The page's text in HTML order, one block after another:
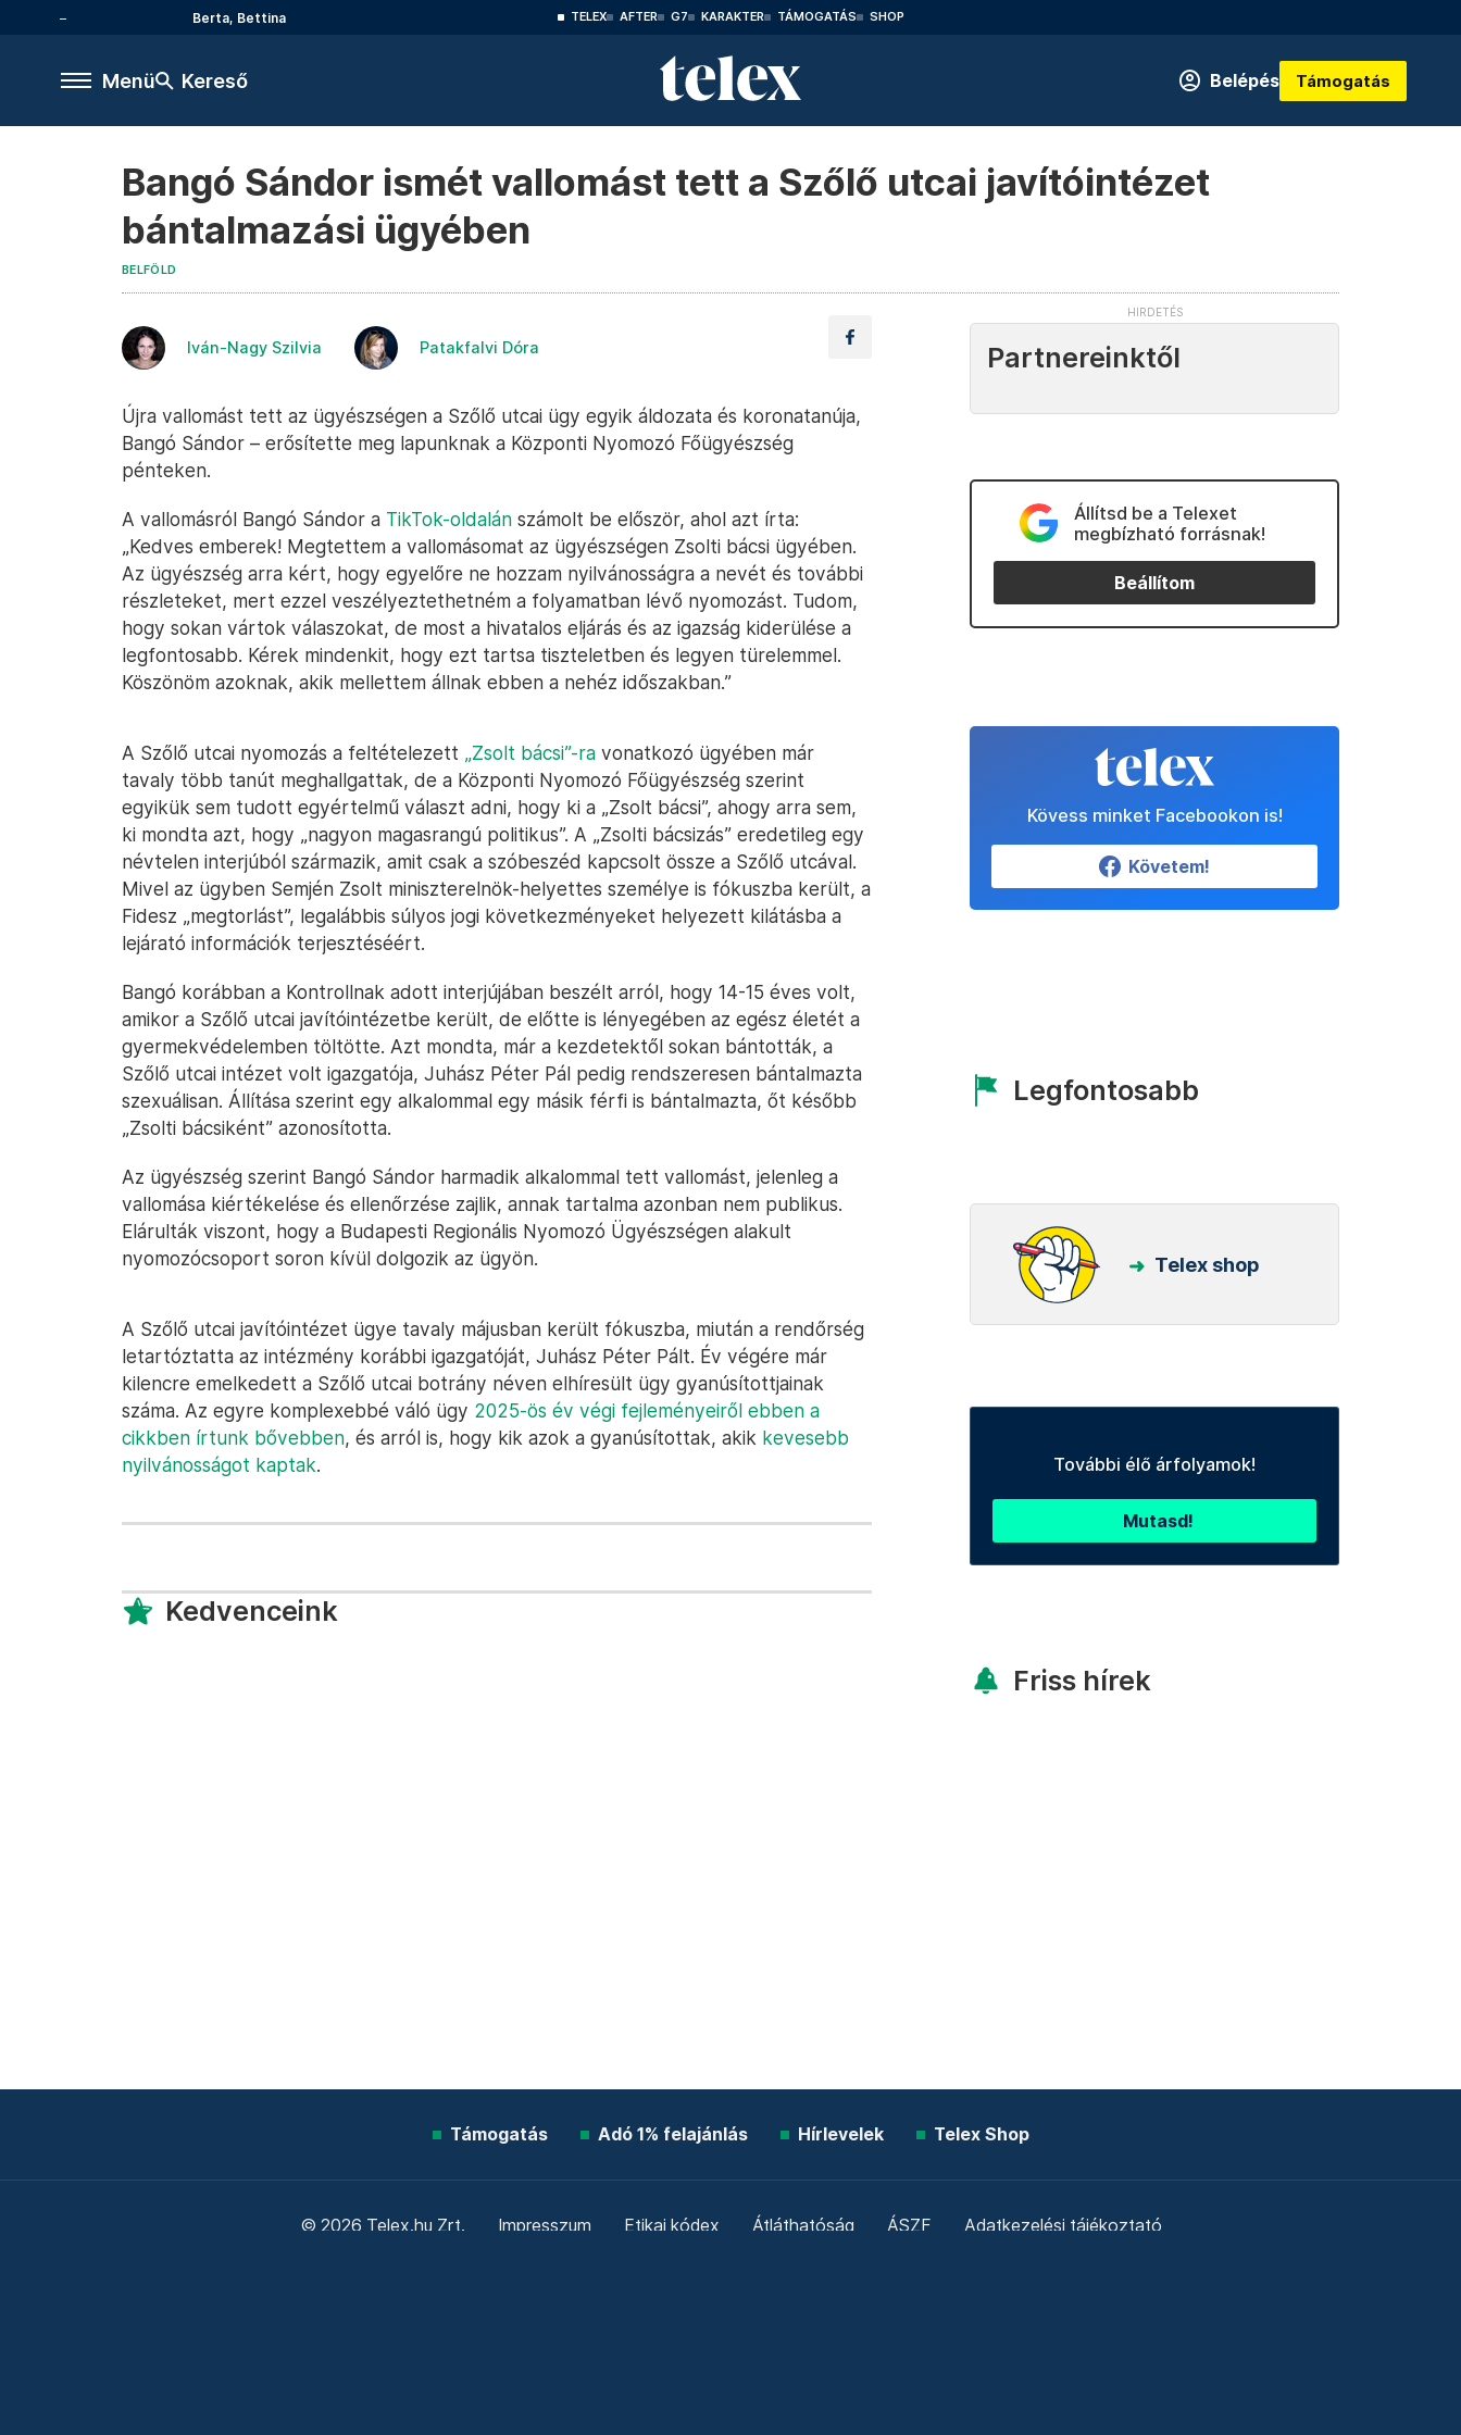
Berta, Bettina TELEX AFTER G7 KARAKTER TÁMOGATÁS SHOP
Menü Kereső Belépés Támogatás
Bangó Sándor ismét vallomást tett a Szőlő utcai javítóintézet
bántalmazási ügyében
BELFÖLD
Iván-Nagy Szilvia Patakfalvi Dóra
Újra vallomást tett az ügyészségen a Szőlő utcai ügy egyik áldozata és koronatanúja,
Bangó Sándor – erősítette meg lapunknak a Központi Nyomozó Főügyészség
pénteken.
A vallomásról Bangó Sándor a TikTok-oldalán számolt be először, ahol azt írta:
„Kedves emberek! Megtettem a vallomásomat az ügyészségen Zsolti bácsi ügyében.
Az ügyészség arra kért, hogy egyelőre ne hozzam nyilvánosságra a nevét és további
részleteket, mert ezzel veszélyeztethetném a folyamatban lévő nyomozást. Tudom,
hogy sokan vártok válaszokat, de most a hivatalos eljárás és az igazság kiderülése a
legfontosabb. Kérek mindenkit, hogy ezt tartsa tiszteletben és legyen türelemmel.
Köszönöm azoknak, akik mellettem állnak ebben a nehéz időszakban.”
A Szőlő utcai nyomozás a feltételezett „Zsolt bácsi”-ra vonatkozó ügyében már
tavaly több tanút meghallgattak, de a Központi Nyomozó Főügyészség szerint
egyikük sem tudott egyértelmű választ adni, hogy ki a „Zsolt bácsi”, ahogy arra sem,
ki mondta azt, hogy „nagyon magasrangú politikus”. A „Zsolti bácsizás” eredetileg egy
névtelen interjúból származik, amit csak a szóbeszéd kapcsolt össze a Szőlő utcával.
Mivel az ügyben Semjén Zsolt miniszterelnök-helyettes személye is fókuszba került, a
Fidesz „megtorlást”, legalábbis súlyos jogi következményeket helyezett kilátásba a
lejárató információk terjesztéséért.
Bangó korábban a Kontrollnak adott interjújában beszélt arról, hogy 14-15 éves volt,
amikor a Szőlő utcai javítóintézetbe került, de előtte is lényegében az egész életét a
gyermekvédelemben töltötte. Azt mondta, már a kezdetektől sokan bántották, a
Szőlő utcai intézet volt igazgatója, Juhász Péter Pál pedig rendszeresen bántalmazta
szexuálisan. Állítása szerint egy alkalommal egy másik férfi is bántalmazta, őt később
„Zsolti bácsiként” azonosította.
Az ügyészség szerint Bangó Sándor harmadik alkalommal tett vallomást, jelenleg a
vallomása kiértékelése és ellenőrzése zajlik, annak tartalma azonban nem publikus.
Elárulták viszont, hogy a Budapesti Regionális Nyomozó Ügyészségen alakult
nyomozócsoport soron kívül dolgozik az ügyön.
A Szőlő utcai javítóintézet ügye tavaly májusban került fókuszba, miután a rendőrség
letartóztatta az intézmény korábbi igazgatóját, Juhász Péter Pált. Év végére már
kilencre emelkedett a Szőlő utcai botrány néven elhíresült ügy gyanúsítottjainak
száma. Az egyre komplexebbé váló ügy 2025-ös év végi fejleményeiről ebben a
cikkben írtunk bővebben, és arról is, hogy kik azok a gyanúsítottak, akik kevesebb
nyilvánosságot kaptak.
Kedvenceink
Partnereinktől
Állítsd be a Telexet
megbízható forrásnak!
Beállítom
Kövess minket Facebookon is!
Követem!
Legfontosabb
Telex shop
További élő árfolyamok!
Mutasd!
Friss hírek
Támogatás Adó 1% felajánlás Hírlevelek Telex Shop
© 2026 Telex.hu Zrt. Impresszum Etikai kódex Átláthatóság ÁSZF Adatkezelési tájékoztató